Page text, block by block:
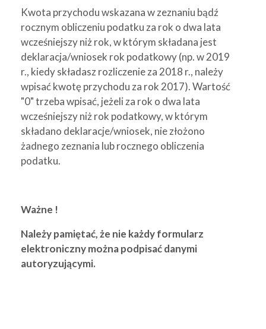
Kwota przychodu wskazana w zeznaniu bądź
rocznym obliczeniu podatku za rok o dwa lata
wcześniejszy niż rok, w którym składana jest
deklaracja/wniosek rok podatkowy (np. w 2019
r., kiedy składasz rozliczenie za 2018 r., należy
wpisać kwotę przychodu za rok 2017). Wartość
"0" trzeba wpisać, jeżeli za rok o dwa lata
wcześniejszy niż rok podatkowy, w którym
składano deklaracje/wniosek, nie złożono
żadnego zeznania lub rocznego obliczenia
podatku.
Ważne !
Należy pamiętać, że nie każdy formularz
elektroniczny można podpisać danymi
autoryzującymi.